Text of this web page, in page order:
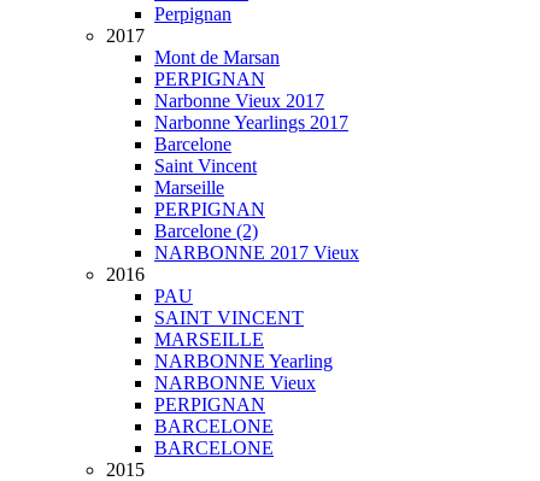
Perpignan
2017
Mont de Marsan
PERPIGNAN
Narbonne Vieux 2017
Narbonne Yearlings 2017
Barcelone
Saint Vincent
Marseille
PERPIGNAN
Barcelone (2)
NARBONNE 2017 Vieux
2016
PAU
SAINT VINCENT
MARSEILLE
NARBONNE Yearling
NARBONNE Vieux
PERPIGNAN
BARCELONE
BARCELONE
2015